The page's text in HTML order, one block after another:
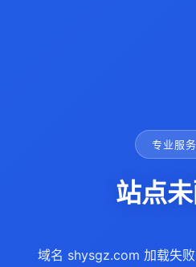
专业服
站点
域名 shysgz.com 加载失